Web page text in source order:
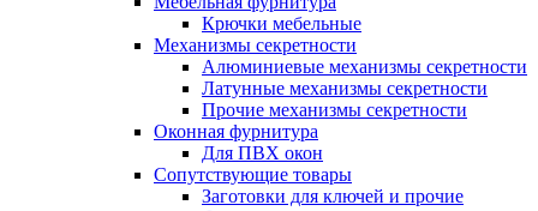
Крючки мебельные
Механизмы секретности
Алюминиевые механизмы секретности
Латунные механизмы секретности
Прочие механизмы секретности
Оконная фурнитура
Для ПВХ окон
Сопутствующие товары
Заготовки для ключей и прочие